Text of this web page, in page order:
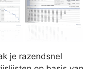
je razendsnel